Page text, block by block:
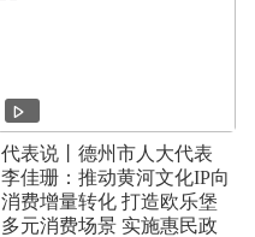
代表说丨德州市人大代表
李佳珊：推动黄河文化IP向
消费增量转化 打造欧乐堡
多元消费场景 实施惠民政